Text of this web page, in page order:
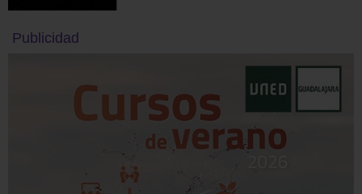
Publicidad